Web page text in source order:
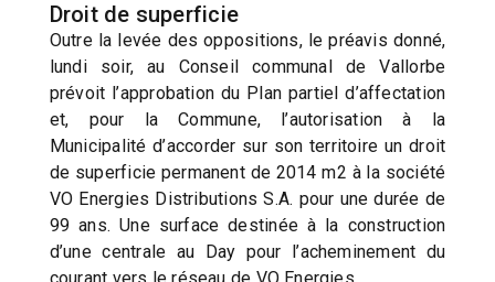
Droit de superficie
Outre la levée des oppositions, le préavis donné,
lundi soir, au Conseil communal de Vallorbe
prévoit l’approbation du Plan partiel d’affectation
et, pour la Commune, l’autorisation à la
Municipalité d’accorder sur son territoire un droit
de superficie permanent de 2014 m2 à la société
VO Energies Distributions S.A. pour une durée de
99 ans. Une surface destinée à la construction
d’une centrale au Day pour l’acheminement du